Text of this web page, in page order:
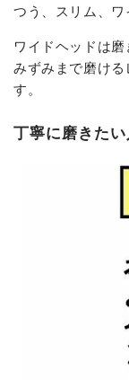
つう、スリム、ワ
ワイドヘッドは
みずみまで磨け
す。
丁寧に磨きた